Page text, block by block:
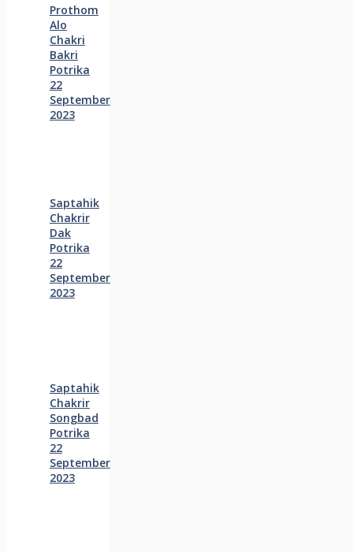
Prothom
Alo
Chakri
Bakri
Potrika
22
September
2023
Saptahik
Chakrir
Dak
Potrika
22
‍September
2023
Saptahik
Chakrir
Songbad
Potrika
22
September
2023